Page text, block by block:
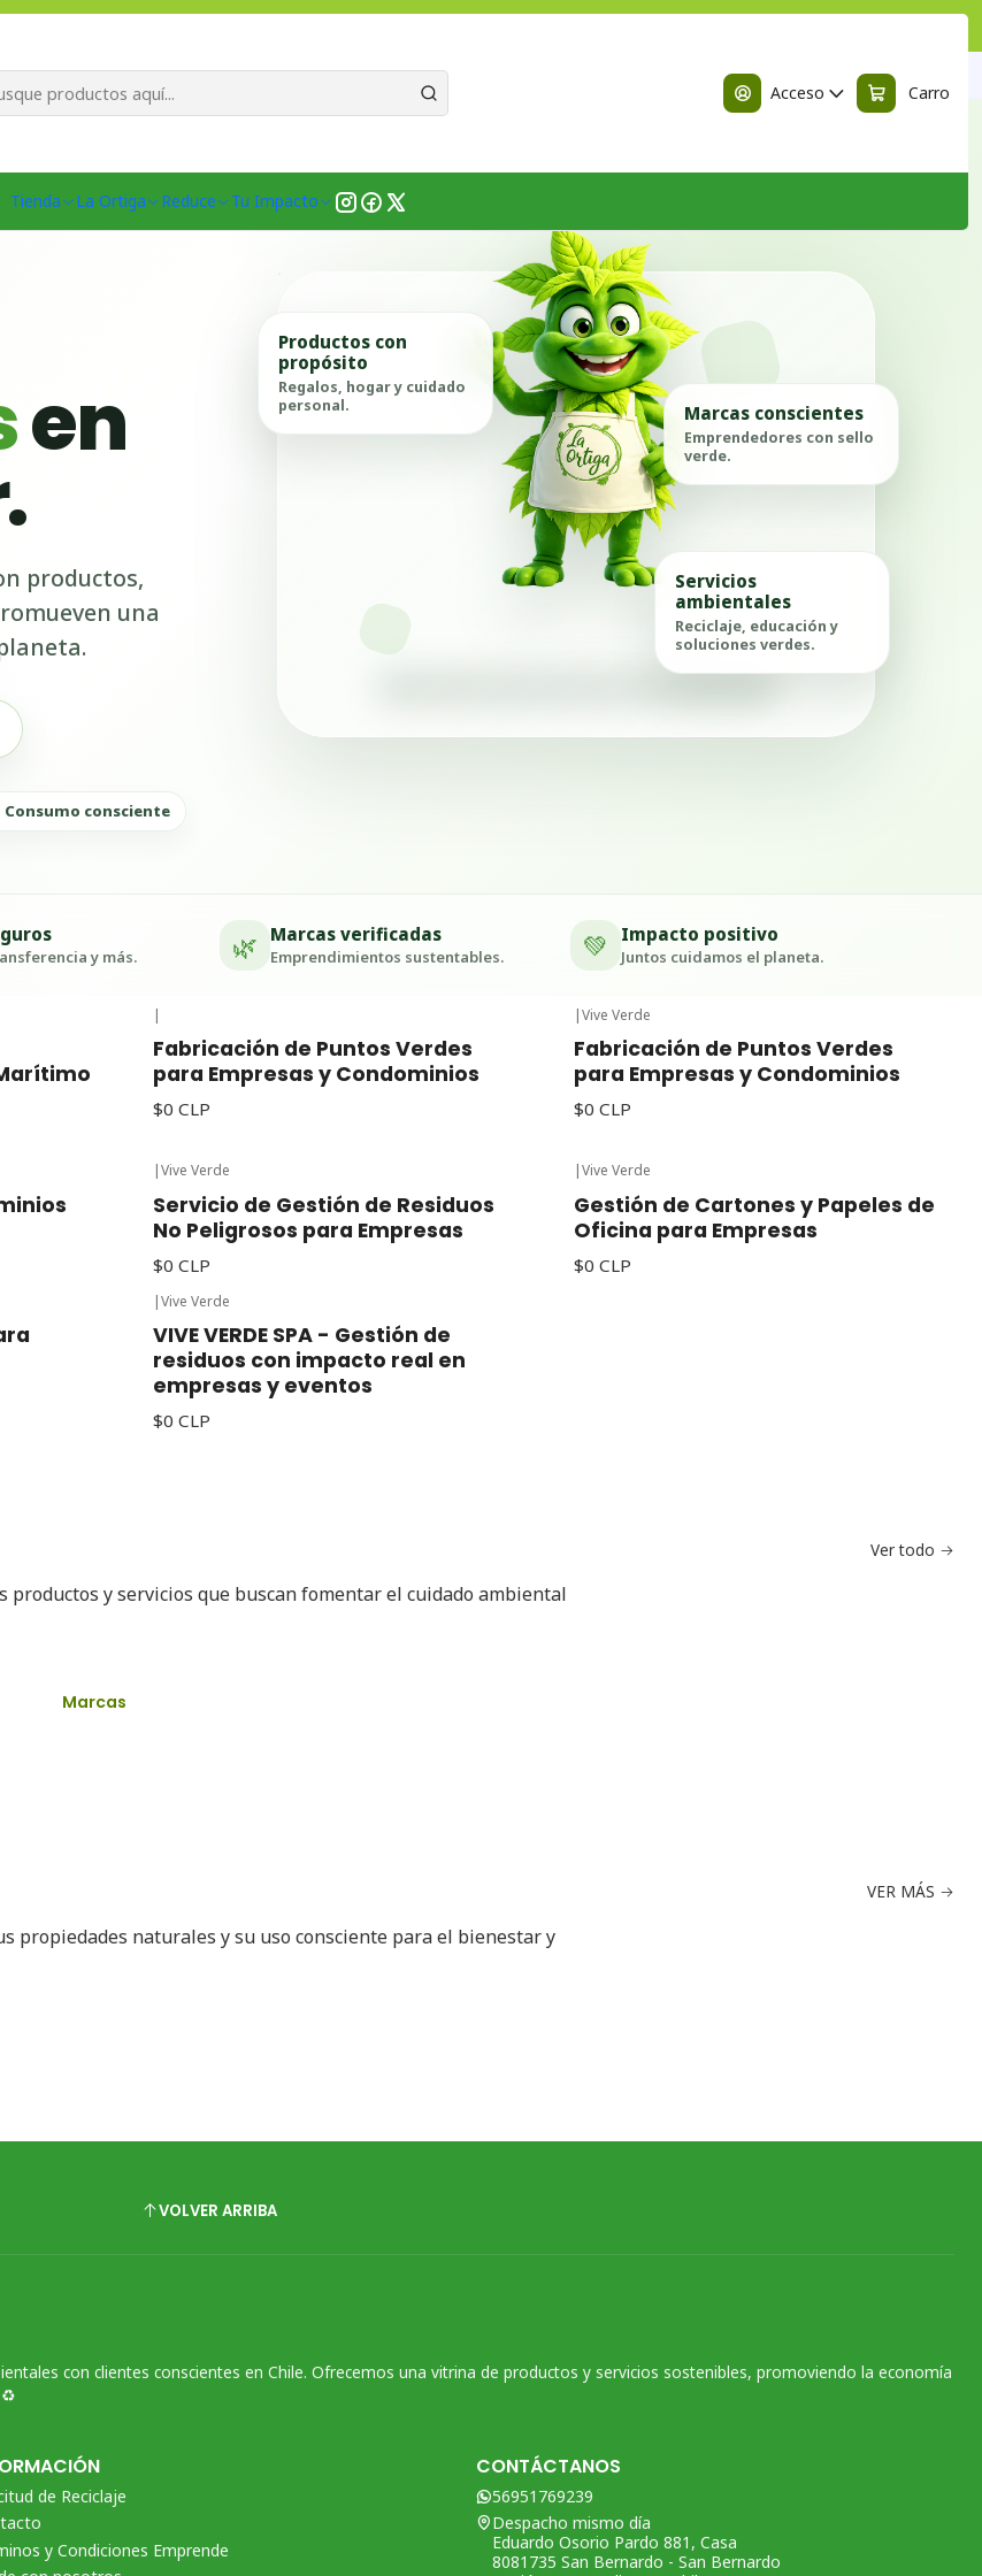
Acceso Carro
Tienda La Ortiga Reduce Tu Impacto
Inicio Marcas Vive Verde Spa
en
productos,
una
Consumo consciente
Productos con
propósito
Regalos, hogar y cuidado
personal.
Marcas conscientes
Emprendedores con sello
verde.
Servicios
ambientales
Reciclaje, educación y
soluciones verdes.
y más. 🌿 Marcas verificadas
Emprendimientos sustentables. 💚 Impacto positivo
Juntos cuidamos el planeta.
|
Fabricación de Puntos Verdes
para Empresas y Condominios
$0 CLP
|Vive Verde
Fabricación de Puntos Verdes
para Empresas y Condominios
$0 CLP
|Vive Verde
Servicio de Gestión de Residuos
No Peligrosos para Empresas
$0 CLP
|Vive Verde
Gestión de Cartones y Papeles de
Oficina para Empresas
$0 CLP
|Vive Verde
VIVE VERDE SPA - Gestión de
residuos con impacto real en
empresas y eventos
$0 CLP
y servicios que buscan fomentar el cuidado ambiental
Ver todo
Marcas
propiedades naturales y su uso consciente para el bienestar y
VER MÁS
VOLVER ARRIBA
con clientes conscientes en Chile. Ofrecemos una vitrina de productos y servicios sostenibles, promoviendo la economía
de Reciclaje
y Condiciones Emprende
CONTÁCTANOS
56951769239
Despacho mismo día
Eduardo Osorio Pardo 881, Casa
8081735 San Bernardo - San Bernardo